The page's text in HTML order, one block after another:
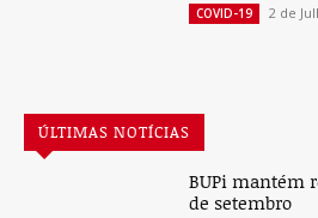
COVID-19 2 de
ÚLTIMAS NOTÍCIAS
BUPi mantém
de setembro